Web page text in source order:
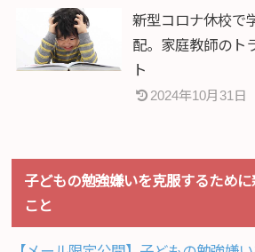
新型コロナ休校で
配。家庭教師のト
ト
2024年10月31日
子どもの勉強嫌いを克服するため
こと